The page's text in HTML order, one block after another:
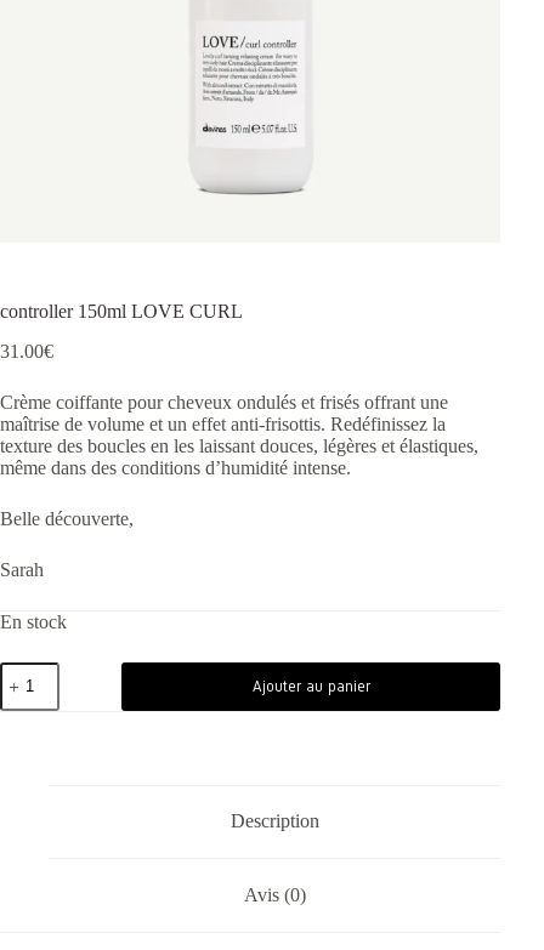
controller 150ml LOVE CURL
31.00€
Crème coiffante pour cheveux ondulés et frisés offrant une
maîtrise de volume et un effet anti-frisottis. Redéfinissez la
texture des boucles en les laissant douces, légères et élastiques,
même dans des conditions d’humidité intense.
Belle découverte,
Sarah
En stock
Ajouter au panier
Description
Avis (0)